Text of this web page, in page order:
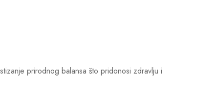
prirodnog balansa što pridonosi zdravlju i